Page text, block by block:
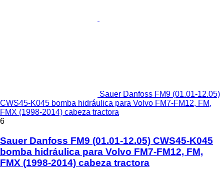
Sauer Danfoss FM9 (01.01-12.05)
CWS45-K045 bomba hidráulica para Volvo FM7-FM12, FM,
FMX (1998-2014) cabeza tractora
6
Sauer Danfoss FM9 (01.01-12.05) CWS45-K045
bomba hidráulica para Volvo FM7-FM12, FM,
FMX (1998-2014) cabeza tractora